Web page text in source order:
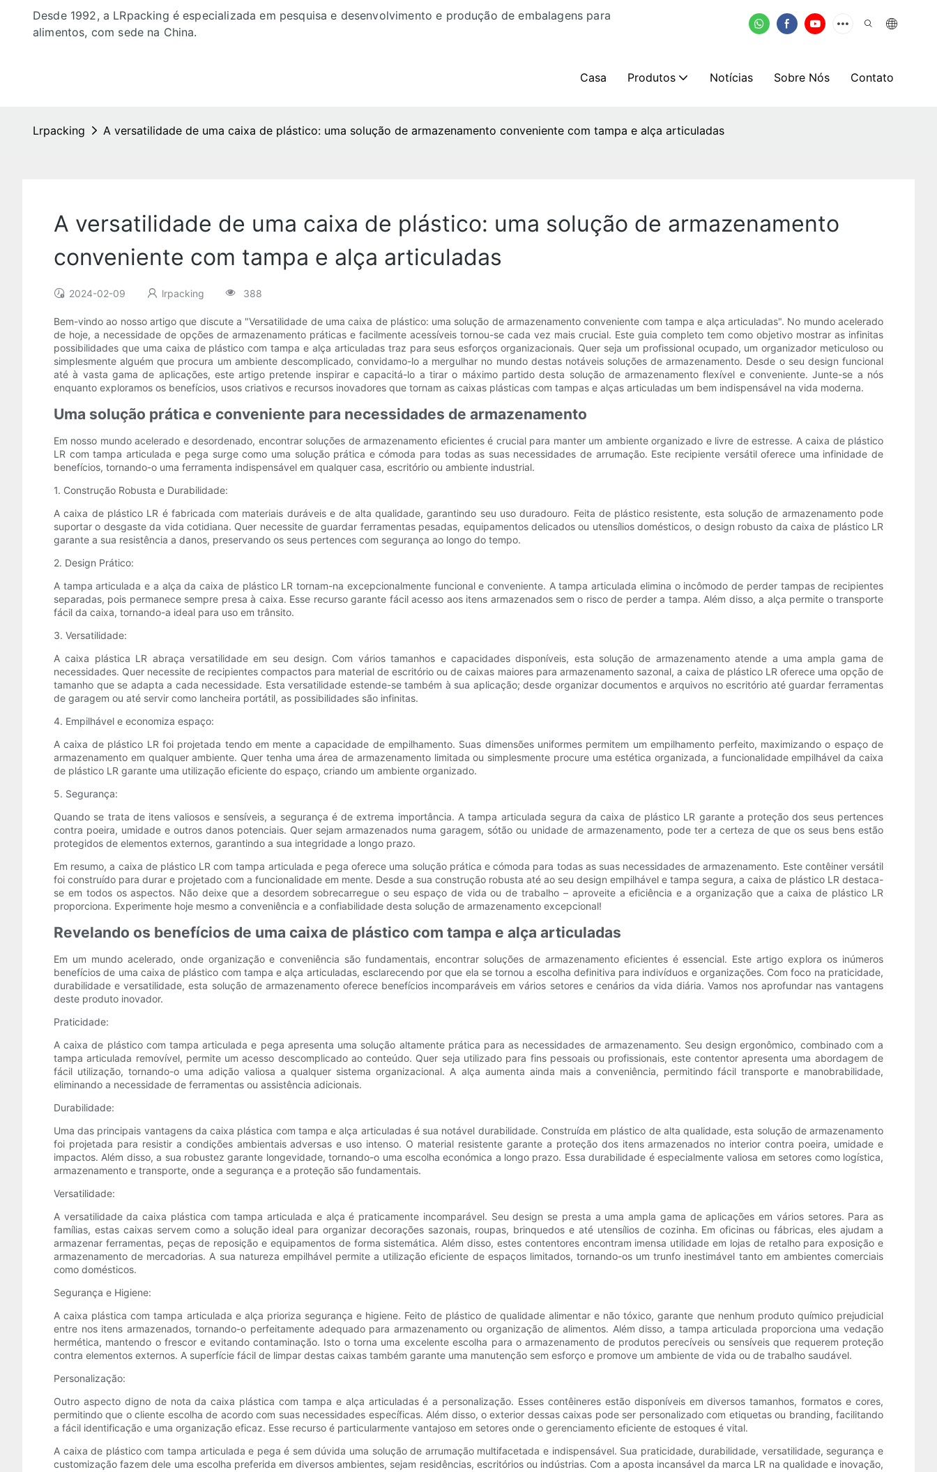
Desde 1992, a LRpacking é especializada em pesquisa e desenvolvimento e produção de embalagens para
alimentos, com sede na China.
Casa Produtos Notícias Sobre Nós Contato
Lrpacking A versatilidade de uma caixa de plástico: uma solução de armazenamento conveniente com tampa e alça articuladas
A versatilidade de uma caixa de plástico: uma solução de armazenamento
conveniente com tampa e alça articuladas
2024-02-09 lrpacking 388
Bem-vindo ao nosso artigo que discute a "Versatilidade de uma caixa de plástico: uma solução de armazenamento conveniente com tampa e alça articuladas". No mundo acelerado
de hoje, a necessidade de opções de armazenamento práticas e facilmente acessíveis tornou-se cada vez mais crucial. Este guia completo tem como objetivo mostrar as infinitas
possibilidades que uma caixa de plástico com tampa e alça articuladas traz para seus esforços organizacionais. Quer seja um profissional ocupado, um organizador meticuloso ou
simplesmente alguém que procura um ambiente descomplicado, convidamo-lo a mergulhar no mundo destas notáveis ​​soluções de armazenamento. Desde o seu design funcional
até à vasta gama de aplicações, este artigo pretende inspirar e capacitá-lo a tirar o máximo partido desta solução de armazenamento flexível e conveniente. Junte-se a nós
enquanto exploramos os benefícios, usos criativos e recursos inovadores que tornam as caixas plásticas com tampas e alças articuladas um bem indispensável na vida moderna.
Uma solução prática e conveniente para necessidades de armazenamento
Em nosso mundo acelerado e desordenado, encontrar soluções de armazenamento eficientes é crucial para manter um ambiente organizado e livre de estresse. A caixa de plástico
LR com tampa articulada e pega surge como uma solução prática e cómoda para todas as suas necessidades de arrumação. Este recipiente versátil oferece uma infinidade de
benefícios, tornando-o uma ferramenta indispensável em qualquer casa, escritório ou ambiente industrial.
1. Construção Robusta e Durabilidade:
A caixa de plástico LR é fabricada com materiais duráveis ​​e de alta qualidade, garantindo seu uso duradouro. Feita de plástico resistente, esta solução de armazenamento pode
suportar o desgaste da vida cotidiana. Quer necessite de guardar ferramentas pesadas, equipamentos delicados ou utensílios domésticos, o design robusto da caixa de plástico LR
garante a sua resistência a danos, preservando os seus pertences com segurança ao longo do tempo.
2. Design Prático:
A tampa articulada e a alça da caixa de plástico LR tornam-na excepcionalmente funcional e conveniente. A tampa articulada elimina o incômodo de perder tampas de recipientes
separadas, pois permanece sempre presa à caixa. Esse recurso garante fácil acesso aos itens armazenados sem o risco de perder a tampa. Além disso, a alça permite o transporte
fácil da caixa, tornando-a ideal para uso em trânsito.
3. Versatilidade:
A caixa plástica LR abraça versatilidade em seu design. Com vários tamanhos e capacidades disponíveis, esta solução de armazenamento atende a uma ampla gama de
necessidades. Quer necessite de recipientes compactos para material de escritório ou de caixas maiores para armazenamento sazonal, a caixa de plástico LR oferece uma opção de
tamanho que se adapta a cada necessidade. Esta versatilidade estende-se também à sua aplicação; desde organizar documentos e arquivos no escritório até guardar ferramentas
de garagem ou até servir como lancheira portátil, as possibilidades são infinitas.
4. Empilhável e economiza espaço:
A caixa de plástico LR foi projetada tendo em mente a capacidade de empilhamento. Suas dimensões uniformes permitem um empilhamento perfeito, maximizando o espaço de
armazenamento em qualquer ambiente. Quer tenha uma área de armazenamento limitada ou simplesmente procure uma estética organizada, a funcionalidade empilhável da caixa
de plástico LR garante uma utilização eficiente do espaço, criando um ambiente organizado.
5. Segurança:
Quando se trata de itens valiosos e sensíveis, a segurança é de extrema importância. A tampa articulada segura da caixa de plástico LR garante a proteção dos seus pertences
contra poeira, umidade e outros danos potenciais. Quer sejam armazenados numa garagem, sótão ou unidade de armazenamento, pode ter a certeza de que os seus bens estão
protegidos de elementos externos, garantindo a sua integridade a longo prazo.
Em resumo, a caixa de plástico LR com tampa articulada e pega oferece uma solução prática e cómoda para todas as suas necessidades de armazenamento. Este contêiner versátil
foi construído para durar e projetado com a funcionalidade em mente. Desde a sua construção robusta até ao seu design empilhável e tampa segura, a caixa de plástico LR destaca-
se em todos os aspectos. Não deixe que a desordem sobrecarregue o seu espaço de vida ou de trabalho – aproveite a eficiência e a organização que a caixa de plástico LR
proporciona. Experimente hoje mesmo a conveniência e a confiabilidade desta solução de armazenamento excepcional!
Revelando os benefícios de uma caixa de plástico com tampa e alça articuladas
Em um mundo acelerado, onde organização e conveniência são fundamentais, encontrar soluções de armazenamento eficientes é essencial. Este artigo explora os inúmeros
benefícios de uma caixa de plástico com tampa e alça articuladas, esclarecendo por que ela se tornou a escolha definitiva para indivíduos e organizações. Com foco na praticidade,
durabilidade e versatilidade, esta solução de armazenamento oferece benefícios incomparáveis ​​em vários setores e cenários da vida diária. Vamos nos aprofundar nas vantagens
deste produto inovador.
Praticidade:
A caixa de plástico com tampa articulada e pega apresenta uma solução altamente prática para as necessidades de armazenamento. Seu design ergonômico, combinado com a
tampa articulada removível, permite um acesso descomplicado ao conteúdo. Quer seja utilizado para fins pessoais ou profissionais, este contentor apresenta uma abordagem de
fácil utilização, tornando-o uma adição valiosa a qualquer sistema organizacional. A alça aumenta ainda mais a conveniência, permitindo fácil transporte e manobrabilidade,
eliminando a necessidade de ferramentas ou assistência adicionais.
Durabilidade:
Uma das principais vantagens da caixa plástica com tampa e alça articuladas é sua notável durabilidade. Construída em plástico de alta qualidade, esta solução de armazenamento
foi projetada para resistir a condições ambientais adversas e uso intenso. O material resistente garante a proteção dos itens armazenados no interior contra poeira, umidade e
impactos. Além disso, a sua robustez garante longevidade, tornando-o uma escolha económica a longo prazo. Essa durabilidade é especialmente valiosa em setores como logística,
armazenamento e transporte, onde a segurança e a proteção são fundamentais.
Versatilidade:
A versatilidade da caixa plástica com tampa articulada e alça é praticamente incomparável. Seu design se presta a uma ampla gama de aplicações em vários setores. Para as
famílias, estas caixas servem como a solução ideal para organizar decorações sazonais, roupas, brinquedos e até utensílios de cozinha. Em oficinas ou fábricas, eles ajudam a
armazenar ferramentas, peças de reposição e equipamentos de forma sistemática. Além disso, estes contentores encontram imensa utilidade em lojas de retalho para exposição e
armazenamento de mercadorias. A sua natureza empilhável permite a utilização eficiente de espaços limitados, tornando-os um trunfo inestimável tanto em ambientes comerciais
como domésticos.
Segurança e Higiene:
A caixa plástica com tampa articulada e alça prioriza segurança e higiene. Feito de plástico de qualidade alimentar e não tóxico, garante que nenhum produto químico prejudicial
entre nos itens armazenados, tornando-o perfeitamente adequado para armazenamento ou organização de alimentos. Além disso, a tampa articulada proporciona uma vedação
hermética, mantendo o frescor e evitando contaminação. Isto o torna uma excelente escolha para o armazenamento de produtos perecíveis ou sensíveis que requerem proteção
contra elementos externos. A superfície fácil de limpar destas caixas também garante uma manutenção sem esforço e promove um ambiente de vida ou de trabalho saudável.
Personalização:
Outro aspecto digno de nota da caixa plástica com tampa e alça articuladas é a personalização. Esses contêineres estão disponíveis em diversos tamanhos, formatos e cores,
permitindo que o cliente escolha de acordo com suas necessidades específicas. Além disso, o exterior dessas caixas pode ser personalizado com etiquetas ou branding, facilitando
a fácil identificação e uma organização eficaz. Esse recurso é particularmente vantajoso em setores onde o gerenciamento eficiente de estoques é vital.
A caixa de plástico com tampa articulada e pega é sem dúvida uma solução de arrumação multifacetada e indispensável. Sua praticidade, durabilidade, versatilidade, segurança e
customização fazem dele uma escolha preferida em diversos ambientes, sejam residências, escritórios ou indústrias. Com a aposta incansável da marca LR na qualidade e inovação,